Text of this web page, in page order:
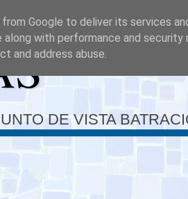
DE VISTA
Google to deliver its services
along with performance and
and address abuse.